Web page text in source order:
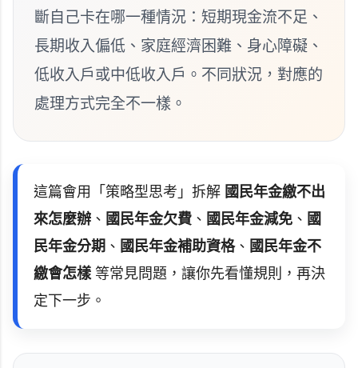
斷自己卡在哪一種情況：短期現金流不足、
長期收入偏低、家庭經濟困難、身心障礙、
低收入戶或中低收入戶。不同狀況，對應的
處理方式完全不一樣。
這篇會用「策略型思考」拆解 國民年金繳不出
來怎麼辦 、 國民年金欠費 、 國民年金減免 、 國
民年金分期 、 國民年金補助資格、 國民年金不
繳會怎樣等常見問題，讓你先看懂規則，再決
定下一步。